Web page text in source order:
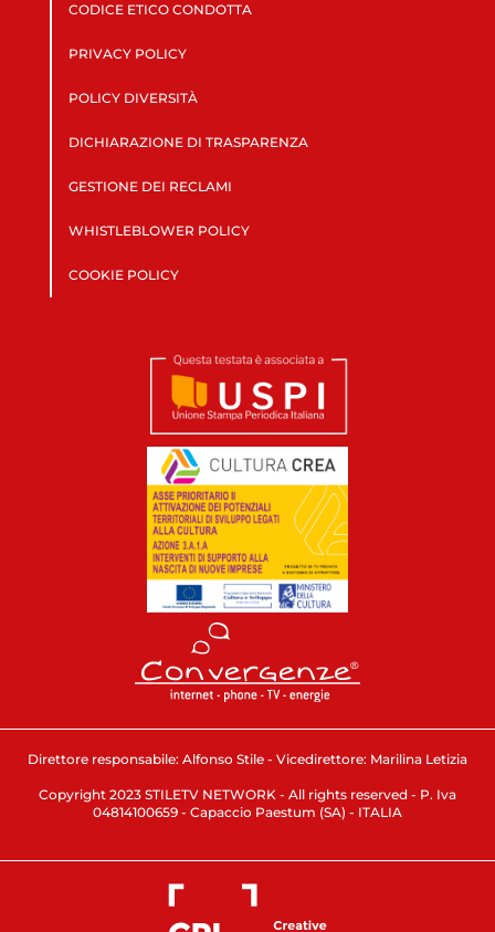
CODICE ETICO CONDOTTA
PRIVACY POLICY
POLICY DIVERSITÀ
DICHIARAZIONE DI TRASPARENZA
GESTIONE DEI RECLAMI
WHISTLEBLOWER POLICY
COOKIE POLICY
Direttore responsabile: Alfonso Stile - Vicedirettore: Marilina Letizia
Copyright 2023 STILETV NETWORK - All rights reserved - P. Iva
04814100659 - Capaccio Paestum (SA) - ITALIA